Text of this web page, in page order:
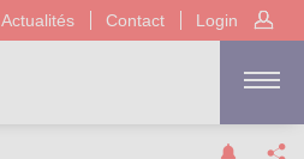
Actualités Contact Login